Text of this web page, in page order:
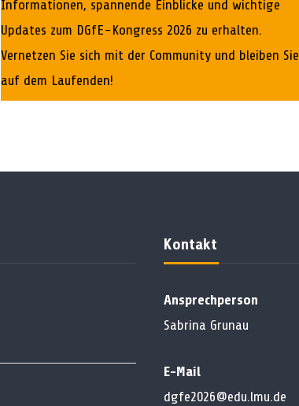
Informationen, spannende Einblicke und wichtige
Updates zum DGfE-Kongress 2026 zu erhalten.
Vernetzen Sie sich mit der Community und bleiben Sie
auf dem Laufenden!
Kontakt
Ansprechperson
Sabrina Grunau
E-Mail
dgfe2026@edu.lmu.de